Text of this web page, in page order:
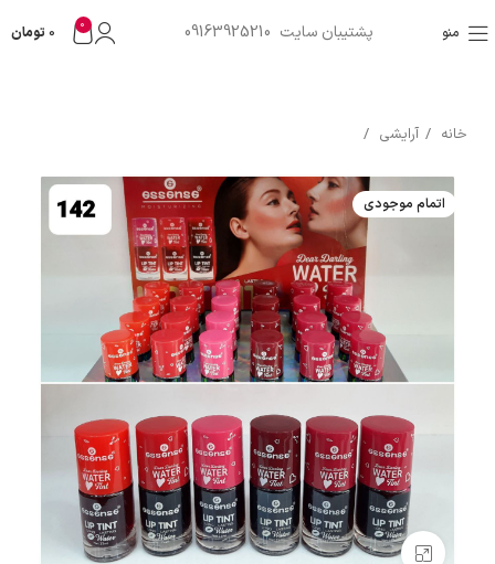
منو پشتیبان سایت 09163925210 0
0 تومان
خانه آرایشی
اتمام موجودی
بزرگنمایی تصویر